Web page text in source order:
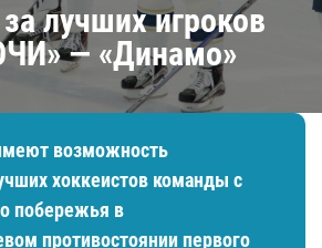
лучших игроков
— «Динамо»
возможность
хоккеистов команды с
побережья в
противостоянии первого